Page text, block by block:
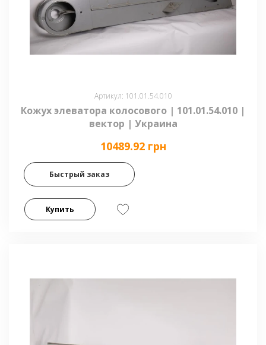
Артикул: 101.01.54.010
Кожух элеватора колосового | 101.01.54.010 |
вектор | Украина
10489.92 грн
Быстрый заказ
Купить